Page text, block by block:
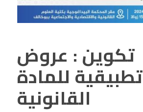
تكوين : عروض
تطبيقية للمادة
القانونية